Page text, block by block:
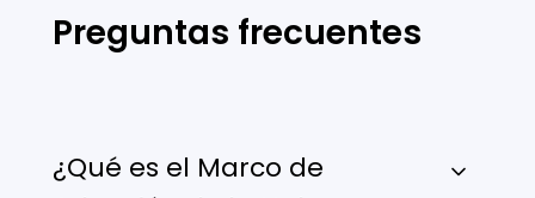
Preguntas frecuentes
¿Qué es el Marco de